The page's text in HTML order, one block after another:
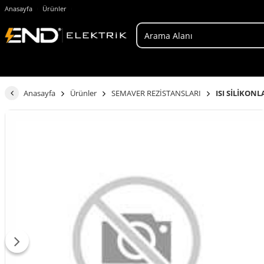
Anasayfa Ürünler
Anasayfa Ürünler SEMAVER REZİSTANSLARI ISI